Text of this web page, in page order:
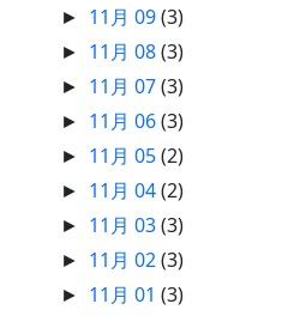
► 11月 09(3)
► 11月 08(3)
► 11月 07(3)
► 11月 06(3)
► 11月 05(2)
► 11月 04(2)
► 11月 03(3)
► 11月 02(3)
► 11月 01(3)